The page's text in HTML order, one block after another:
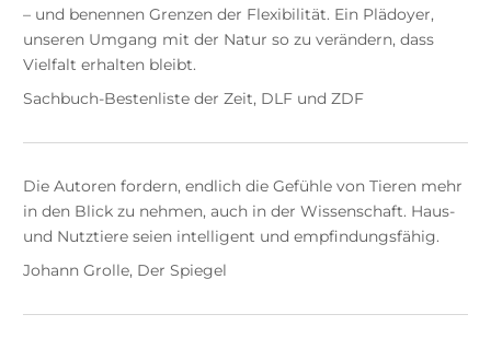
– und benennen Grenzen der Flexibilität. Ein Plädoyer,
unseren Umgang mit der Natur so zu verändern, dass
Vielfalt erhalten bleibt.
Sachbuch-Bestenliste der Zeit, DLF und ZDF
Die Autoren fordern, endlich die Gefühle von Tieren mehr
in den Blick zu nehmen, auch in der Wissenschaft. Haus-
und Nutztiere seien intelligent und empfindungsfähig.
Johann Grolle, Der Spiegel